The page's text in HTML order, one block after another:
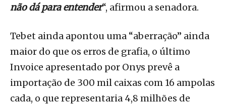
não dá para entender“, afirmou a senadora.
Tebet ainda apontou uma “aberração” ainda
maior do que os erros de grafia, o último
Invoice apresentado por Onys prevê a
importação de 300 mil caixas com 16 ampolas
cada, o que representaria 4,8 milhões de